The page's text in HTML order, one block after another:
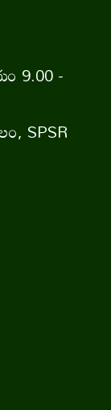
9.00 -
SPSR